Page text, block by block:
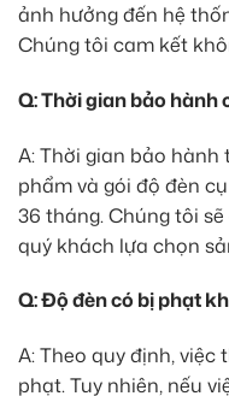
ảnh hưởng đến hệ
Chúng tôi cam kết
Q: Thời gian bảo hành
A: Thời gian bảo
phẩm và gói độ đèn
36 tháng. Chúng tôi
quý khách lựa chọn
Q: Độ đèn có bị phạt
A: Theo quy định,
phạt. Tuy nhiên, nếu